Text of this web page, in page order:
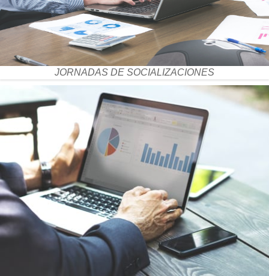
JORNADAS DE SOCIALIZACIONES